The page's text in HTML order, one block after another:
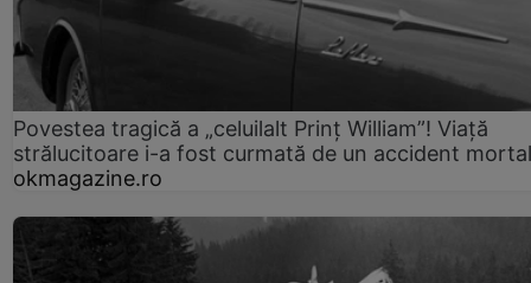
Povestea tragică a „celuilalt Prinț William”! Viață
strălucitoare i-a fost curmată de un accident mortal
okmagazine.ro